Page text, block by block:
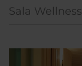
Sala Wellness